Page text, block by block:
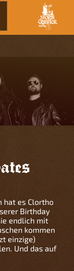
hat es Clortho
Birthday
endlich mit
kommen
einzige)
Und das auf